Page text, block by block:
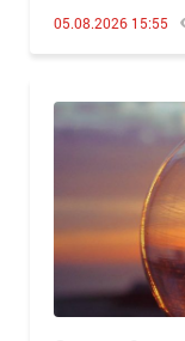
05.08.2026 15:55